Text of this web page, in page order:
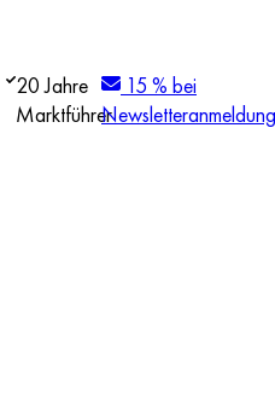
20 Jahre
Marktführer
15 % bei
Newsletteranmeldung